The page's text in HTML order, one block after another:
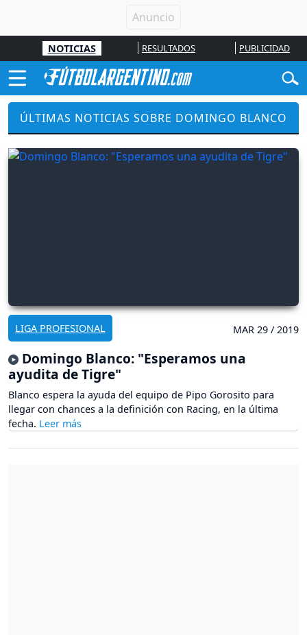
NOTICIAS RESULTADOS PUBLICIDAD
ÚLTIMAS NOTICIAS SOBRE DOMINGO BLANCO
LIGA PROFESIONAL MAR 29 / 2019
Domingo Blanco: "Esperamos una
ayudita de Tigre"
Blanco espera la ayuda del equipo de Pipo Gorosito para
llegar con chances a la definición con Racing, en la última
fecha.